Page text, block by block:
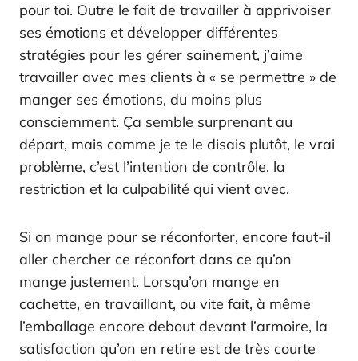
pour toi. Outre le fait de travailler à apprivoiser
ses émotions et développer différentes
stratégies pour les gérer sainement, j’aime
travailler avec mes clients à « se permettre » de
manger ses émotions, du moins plus
consciemment. Ça semble surprenant au
départ, mais comme je te le disais plutôt, le vrai
problème, c’est l’intention de contrôle, la
restriction et la culpabilité qui vient avec.
Si on mange pour se réconforter, encore faut-il
aller chercher ce réconfort dans ce qu’on
mange justement. Lorsqu’on mange en
cachette, en travaillant, ou vite fait, à même
l’emballage encore debout devant l’armoire, la
satisfaction qu’on en retire est de très courte